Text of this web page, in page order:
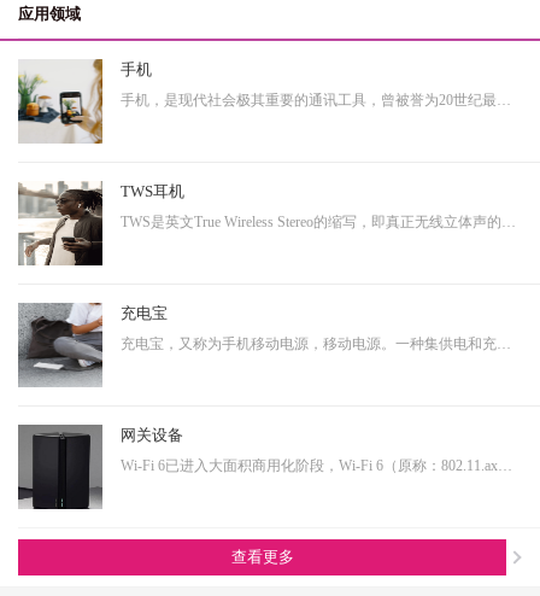
应用领域
手机
手机，是现代社会极其重要的通讯工具，曾被誉为20世纪最伟大的发明之一。从早期的大哥大，到功能手机，到现在的智能手机，通讯制式不断升级，功能也越来越多样化。而正是因为其具有相当多样化的功能，使得其具有相当大的延展性，即可以演变成诸多其他产品形态的终端产品。…
TWS耳机
TWS是英文True Wireless Stereo的缩写，即真正无线立体声的意思，TWS技术同样也是基于蓝牙芯片技术的发展。按其工作原理来说是指手机通过连接主耳机，再由主耳机通过无线方式快速连接副耳机，实现真正的蓝牙左右声道无线分离使用。不连接从音箱时，主音箱回到单声道音质。…
充电宝
充电宝，又称为手机移动电源，移动电源。一种集供电和充电功能于一体的便携式充电器，可以给手机等数码设备随时随地充电或待机供电。随着移动产品的大量普及，以及移动设备的功能多样化，其用电需求也是越来越大，随身携带一个充电宝变为了常态，同时共享充电宝这个行业也…
网关设备
Wi-Fi 6已进入大面积商用化阶段，Wi-Fi 6（原称：802.11.ax）即第六代无线网络技术，提升更高的带宽，降低延时，连接用户数量提升明显。从IoT大布局的角度看，Wi-Fi 6在其中扮演着尤为重要的角色，也是高端技术的产物，内部有非常多的电源转换单元，亦需要搭配大电流功率…
查看更多